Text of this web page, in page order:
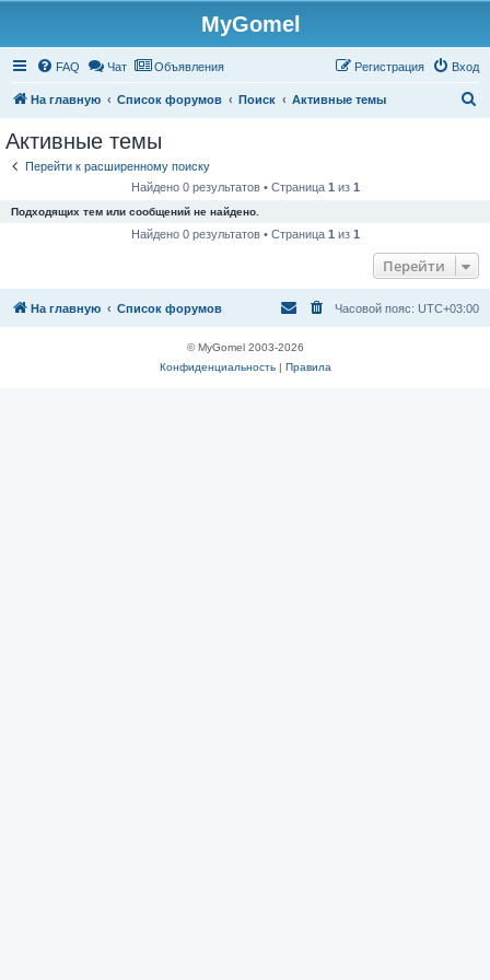
MyGomel
FAQ Чат Объявления Вход
Регистрация
На главную Список форумов Поиск Активные темы
Активные темы
Перейти к расширенному поиску
Найдено 0 результатов • Страница 1 из 1
Подходящих тем или сообщений не найдено.
Найдено 0 результатов • Страница 1 из 1
Перейти
На главную Список форумов Часовой пояс: UTC+03:00
© MyGomel 2003-2026
Конфиденциальность| Правила